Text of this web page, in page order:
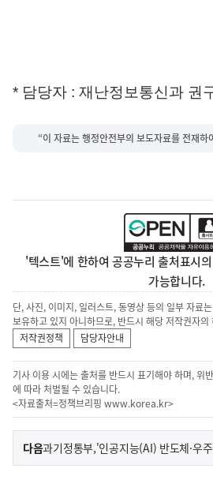
* 담당자 : 재난정보통신과 권
“이 자료는 행정안전부의 보도자료를 전재
'텍스트'에 한하여 공공누리 출처표시
가능합니다.
단, 사진, 이미지, 일러스트, 동영상 등의 일부 자료
보유하고 있지 아니하므로, 반드시 해당 저작권자
저작권정책
담당자안내
기사 이용 시에는 출처를 반드시 표기해야 하며, 위
에 따라 처벌될 수 있습니다.
<자료출처=정책브리핑 www.korea.kr>
이
전
다음기
사